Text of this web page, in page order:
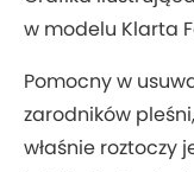
w modelu Klarta
Pomocny w
zarodników
właśnie roztoczy